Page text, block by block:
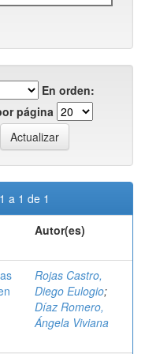
En orden:
página
a 1 de 1
Autor(es)
Rojas Castro,
Diego Eulogio;
Díaz Romero,
Ángela Viviana